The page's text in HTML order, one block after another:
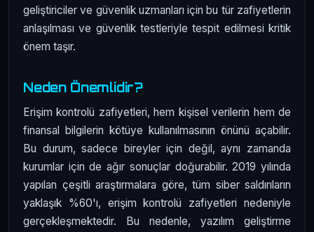
geliştiriciler ve güvenlik uzmanları için bu tür zafiyetlerin
anlaşılması ve güvenlik testleriyle tespit edilmesi kritik
önem taşır.
Neden Önemlidir?
Erişim kontrolü zafiyetleri, hem kişisel verilerin hem de
finansal bilgilerin kötüye kullanılmasının önünü açabilir.
Bu durum, sadece bireyler için değil, aynı zamanda
kurumlar için de ağır sonuçlar doğurabilir. 2019 yılında
yapılan çeşitli araştırmalara göre, tüm siber saldırıların
yaklaşık %60'ı, erişim kontrolü zafiyetleri nedeniyle
gerçekleşmektedir. Bu nedenle, yazılım geliştirme